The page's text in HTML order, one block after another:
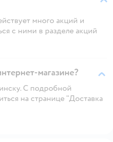
много акций и
с ними в разделе акций
магазине?
С подробной
на странице "Доставка